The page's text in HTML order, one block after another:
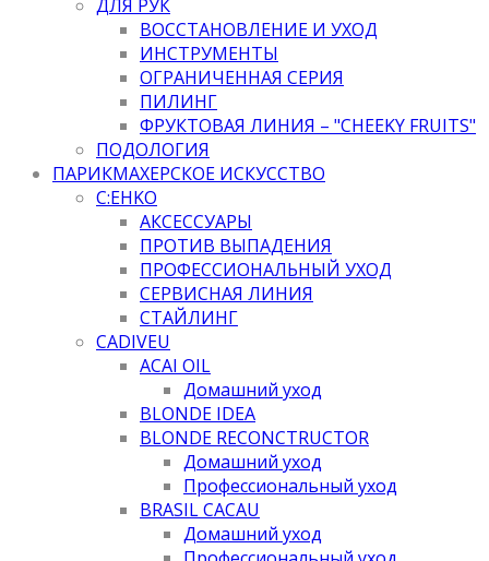
ДЛЯ РУК
ВОССТАНОВЛЕНИЕ И УХОД
ИНСТРУМЕНТЫ
ОГРАНИЧЕННАЯ СЕРИЯ
ПИЛИНГ
ФРУКТОВАЯ ЛИНИЯ – "CHEEKY FRUITS"
ПОДОЛОГИЯ
ПАРИКМАХЕРСКОЕ ИСКУССТВО
C:EHKO
АКСЕССУАРЫ
ПРОТИВ ВЫПАДЕНИЯ
ПРОФЕССИОНАЛЬНЫЙ УХОД
СЕРВИСНАЯ ЛИНИЯ
СТАЙЛИНГ
CADIVEU
ACAI OIL
Домашний уход
BLONDE IDEA
BLONDE RECONCTRUCTOR
Домашний уход
Профессиональный уход
BRASIL CACAU
Домашний уход